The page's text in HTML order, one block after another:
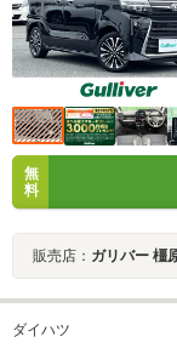
無
料
販売店： ガリバー 橿
ダイハツ